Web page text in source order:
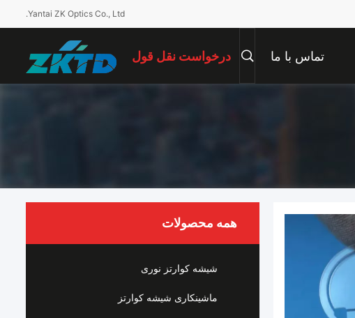
Yantai ZK Optics Co., Ltd.
تماس با ما درخواست نقل قول
همه محصولات
شیشه کوارتز نوری
ماشینکاری شیشه کوارتز